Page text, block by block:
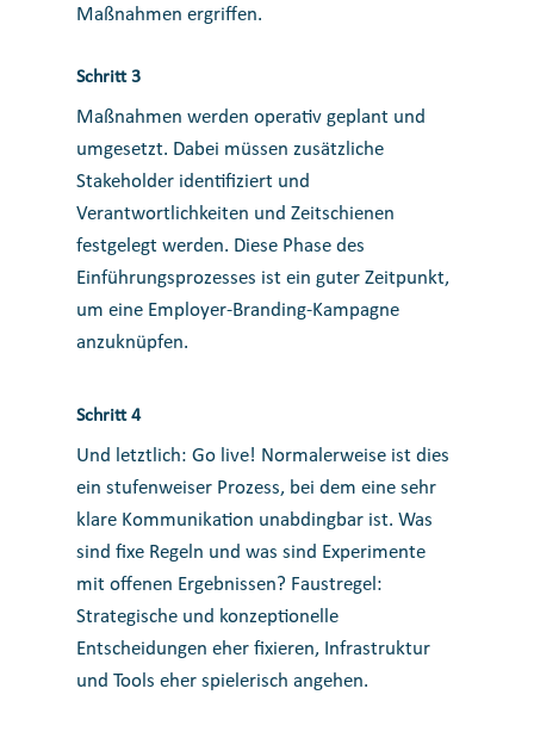
Maßnahmen ergriffen.
Schritt 3
Maßnahmen werden operativ geplant und
umgesetzt. Dabei müssen zusätzliche
Stakeholder identifiziert und
Verantwortlichkeiten und Zeitschienen
festgelegt werden. Diese Phase des
Einführungsprozesses ist ein guter Zeitpunkt,
um eine Employer-Branding-Kampagne
anzuknüpfen.
Schritt 4
Und letztlich: Go live! Normalerweise ist dies
ein stufenweiser Prozess, bei dem eine sehr
klare Kommunikation unabdingbar ist. Was
sind fixe Regeln und was sind Experimente
mit offenen Ergebnissen? Faustregel:
Strategische und konzeptionelle
Entscheidungen eher fixieren, Infrastruktur
und Tools eher spielerisch angehen.